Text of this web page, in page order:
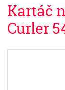
Kartáč
Curler